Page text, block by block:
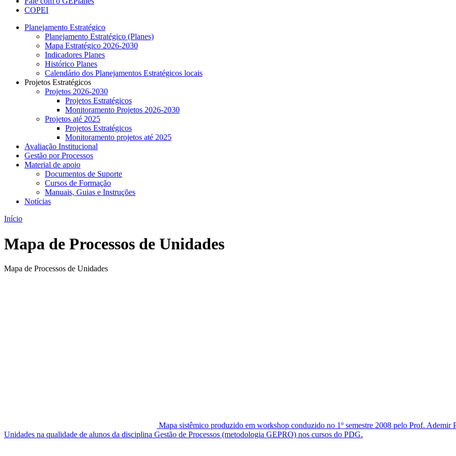
COPEI
Planejamento Estratégico
Planejamento Estratégico (Planes)
Mapa Estratégico 2026-2030
Indicadores Planes
Histórico Planes
Calendário dos Planejamentos Estratégicos locais
Projetos Estratégicos
Projetos 2026-2030
Projetos Estratégicos
Monitoramento Projetos 2026-2030
Projetos até 2025
Projetos Estratégicos
Monitoramento projetos até 2025
Avaliação Institucional
Gestão por Processos
Material de apoio
Documentos de Suporte
Cursos de Formação
Manuais, Guias e Instruções
Notícias
Início
Mapa de Processos de Unidades
Mapa de Processos de Unidades
Mapa sistêmico produzido em workshop conduzido no 1º semestre 2008 pelo Prof. Ademir
Unidades na qualidade de alunos da disciplina Gestão de Processos (metodologia GEPRO) nos cursos do PDG.